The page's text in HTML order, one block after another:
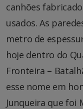
canhões
usados. As
metro de
hoje dentro do
Fronteira –
esse nome em
Junqueira que foi